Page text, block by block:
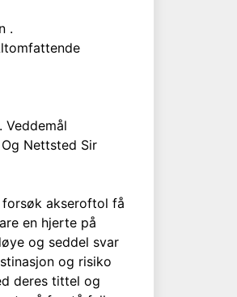
.
Veddemål
Nettsted Sir
forsøk akseroftol få
en hjerte på
og seddel svar
og risiko
deres tittel og